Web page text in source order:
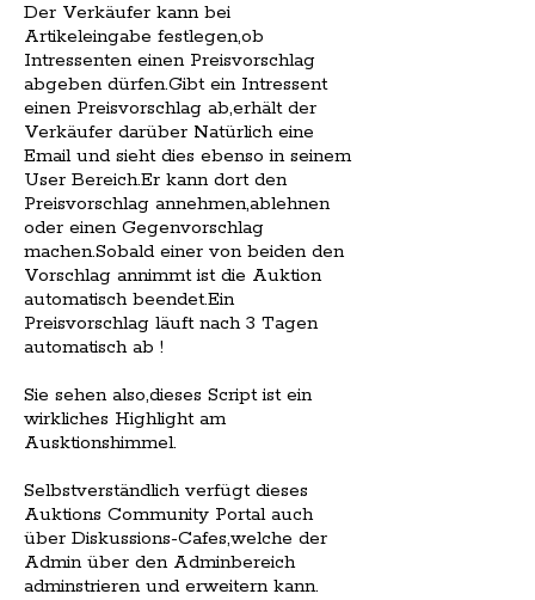
Der Verkäufer kann bei
Artikeleingabe festlegen,ob
Intressenten einen Preisvorschlag
abgeben dürfen.Gibt ein Intressent
einen Preisvorschlag ab,erhält der
Verkäufer darüber Natürlich eine
Email und sieht dies ebenso in seinem
User Bereich.Er kann dort den
Preisvorschlag annehmen,ablehnen
oder einen Gegenvorschlag
machen.Sobald einer von beiden den
Vorschlag annimmt ist die Auktion
automatisch beendet.Ein
Preisvorschlag läuft nach 3 Tagen
automatisch ab !
Sie sehen also,dieses Script ist ein
wirkliches Highlight am
Ausktionshimmel.
Selbstverständlich verfügt dieses
Auktions Community Portal auch
über Diskussions-Cafes,welche der
Admin über den Adminbereich
adminstrieren und erweitern kann.